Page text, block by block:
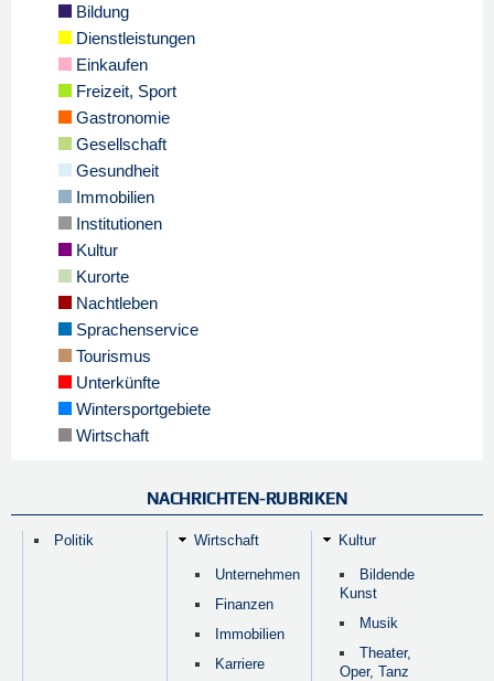
Bildung
Dienstleistungen
Einkaufen
Freizeit, Sport
Gastronomie
Gesellschaft
Gesundheit
Immobilien
Institutionen
Kultur
Kurorte
Nachtleben
Sprachenservice
Tourismus
Unterkünfte
Wintersportgebiete
Wirtschaft
NACHRICHTEN-RUBRIKEN
Politik Wirtschaft
Unternehmen
Finanzen
Immobilien
Karriere
Kultur
Bildende
Kunst
Musik
Theater,
Oper, Tanz